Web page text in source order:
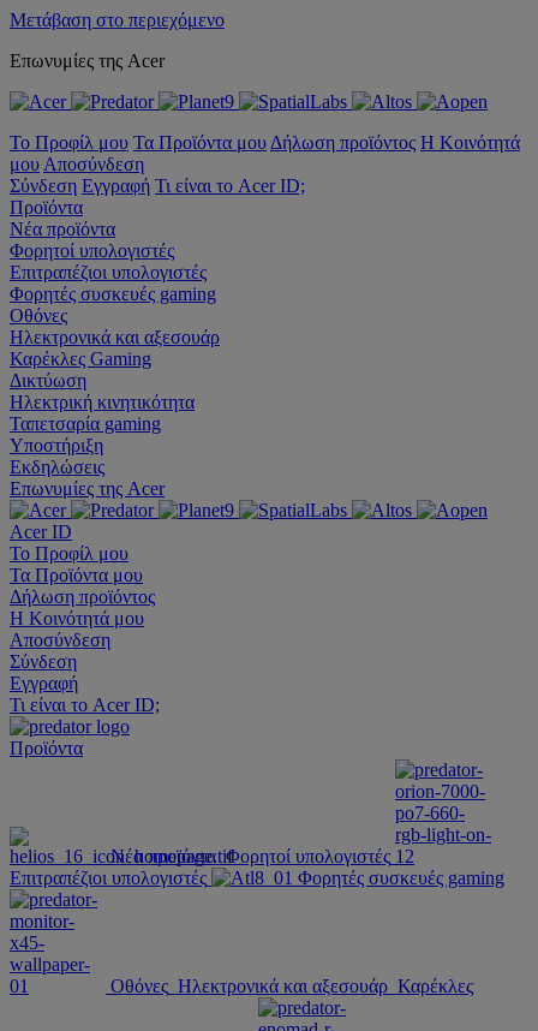
Μετάβαση στο περιεχόμενο
Επωνυμίες της Acer
Το Προφίλ μου Τα Προϊόντα μου Δήλωση προϊόντος Η Κοινότητά
μου Αποσύνδεση
Σύνδεση Εγγραφή Τι είναι το Acer ID;
Προϊόντα
Νέα προϊόντα
Φορητοί υπολογιστές
Επιτραπέζιοι υπολογιστές
Φορητές συσκευές gaming
Οθόνες
Ηλεκτρονικά και αξεσουάρ
Καρέκλες Gaming
Δικτύωση
Ηλεκτρική κινητικότητα
Ταπετσαρία gaming
Υποστήριξη
Εκδηλώσεις
Επωνυμίες της Acer
Acer ID
Το Προφίλ μου
Τα Προϊόντα μου
Δήλωση προϊόντος
Η Κοινότητά μου
Αποσύνδεση
Σύνδεση
Εγγραφή
Τι είναι το Acer ID;
Προϊόντα
Νέα προϊόντα Φορητοί υπολογιστές
Επιτραπέζιοι υπολογιστές
Φορητές συσκευές gaming
Οθόνες Ηλεκτρονικά και αξεσουάρ Καρέκλες